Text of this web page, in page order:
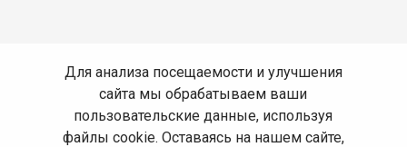
Для анализа посещаемости и улучшения
сайта мы обрабатываем ваши
пользовательские данные, используя
файлы cookie. Оставаясь на нашем сайте,